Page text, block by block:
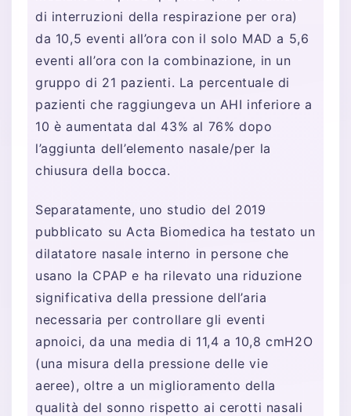
di interruzioni della respirazione per ora)
da 10,5 eventi all’ora con il solo MAD a 5,6
eventi all’ora con la combinazione, in un
gruppo di 21 pazienti. La percentuale di
pazienti che raggiungeva un AHI inferiore a
10 è aumentata dal 43% al 76% dopo
l’aggiunta dell’elemento nasale/per la
chiusura della bocca.
Separatamente, uno studio del 2019
pubblicato su Acta Biomedica ha testato un
dilatatore nasale interno in persone che
usano la CPAP e ha rilevato una riduzione
significativa della pressione dell’aria
necessaria per controllare gli eventi
apnoici, da una media di 11,4 a 10,8 cmH2O
(una misura della pressione delle vie
aeree), oltre a un miglioramento della
qualità del sonno rispetto ai cerotti nasali